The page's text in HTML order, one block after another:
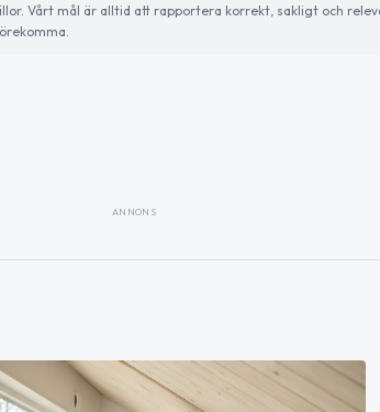
Vårt mål är alltid att rapportera korrekt, sakligt och
ANNONS